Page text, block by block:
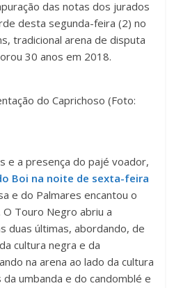
das notas dos jurados
desta segunda-feira (2) no
tradicional arena de disputa
30 anos em 2018.
do Caprichoso (Foto:
e a presença do pajé voador,
Boi na noite de sexta-feira
e do Palmares encantou o
Touro Negro abriu a
duas últimas, abordando, de
cultura negra e da
na arena ao lado da cultura
umbanda e do candomblé e